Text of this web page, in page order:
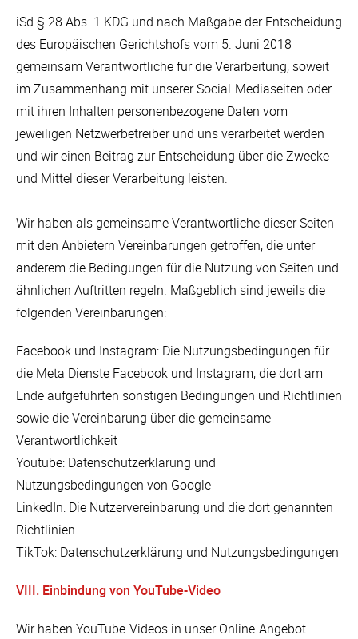
iSd § 28 Abs. 1 KDG und nach Maßgabe der Entscheidung
des Europäischen Gerichtshofs vom 5. Juni 2018
gemeinsam Verantwortliche für die Verarbeitung, soweit
im Zusammenhang mit unserer Social-Mediaseiten oder
mit ihren Inhalten personenbezogene Daten vom
jeweiligen Netzwerbetreiber und uns verarbeitet werden
und wir einen Beitrag zur Entscheidung über die Zwecke
und Mittel dieser Verarbeitung leisten.
Wir haben als gemeinsame Verantwortliche dieser Seiten
mit den Anbietern Vereinbarungen getroffen, die unter
anderem die Bedingungen für die Nutzung von Seiten und
ähnlichen Auftritten regeln. Maßgeblich sind jeweils die
folgenden Vereinbarungen:
Facebook und Instagram: Die Nutzungsbedingungen für
die Meta Dienste Facebook und Instagram, die dort am
Ende aufgeführten sonstigen Bedingungen und Richtlinien
sowie die Vereinbarung über die gemeinsame
Verantwortlichkeit
Youtube: Datenschutzerklärung und
Nutzungsbedingungen von Google
LinkedIn: Die Nutzervereinbarung und die dort genannten
Richtlinien
TikTok: Datenschutzerklärung und Nutzungsbedingungen
VIII. Einbindung von YouTube-Video
Wir haben YouTube-Videos in unser Online-Angebot